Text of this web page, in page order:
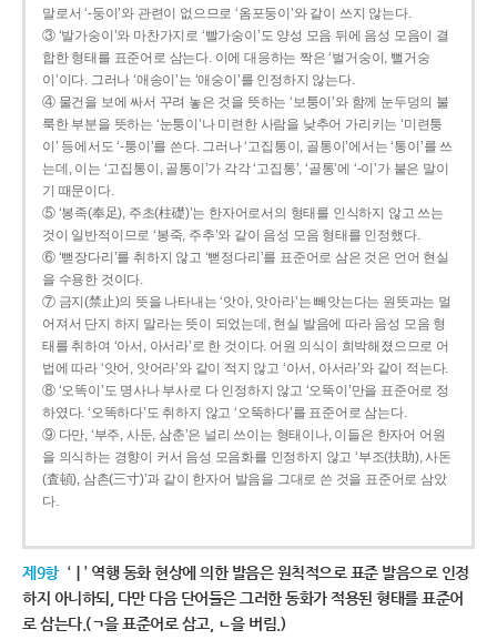
말로서 ‘-둥이’와 관련이 없으므로 ‘옴포둥이’와 같이 쓰지 않는다.
③ ‘발가숭이’와 마찬가지로 ‘빨가숭이’도 양성 모음 뒤에 음성 모음이 결
합한 형태를 표준어로 삼는다. 이에 대응하는 짝은 ‘벌거숭이, 뻘거숭
이’이다. 그러나 ‘애송이’는 ‘애숭이’를 인정하지 않는다.
④ 물건을 보에 싸서 꾸려 놓은 것을 뜻하는 ‘보퉁이’와 함께 눈두덩의 불
룩한 부분을 뜻하는 ‘눈퉁이’나 미련한 사람을 낮추어 가리키는 ‘미련퉁
이’ 등에서도 ‘-퉁이’를 쓴다. 그러나 ‘고집통이, 골통이’에서는 ‘통이’를 쓰
는데, 이는 ‘고집통이, 골통이’가 각각 ‘고집통’, ‘골통’에 ‘-이’가 붙은 말이
기 때문이다.
⑤ ‘봉족(奉足), 주초(柱礎)’는 한자어로서의 형태를 인식하지 않고 쓰는
것이 일반적이므로 ‘봉죽, 주추’와 같이 음성 모음 형태를 인정했다.
⑥ ‘뻗장다리’를 취하지 않고 ‘뻗정다리’를 표준어로 삼은 것은 언어 현실
을 수용한 것이다.
⑦ 금지(禁止)의 뜻을 나타내는 ‘앗아, 앗아라’는 빼앗는다는 원뜻과는 멀
어져서 단지 하지 말라는 뜻이 되었는데, 현실 발음에 따라 음성 모음 형
태를 취하여 ‘아서, 아서라’로 한 것이다. 어원 의식이 희박해졌으므로 어
법에 따라 ‘앗어, 앗어라’와 같이 적지 않고 ‘아서, 아서라’와 같이 적는다.
⑧ ‘오똑이’도 명사나 부사로 다 인정하지 않고 ‘오뚝이’만을 표준어로 정
하였다. ‘오똑하다’도 취하지 않고 ‘오뚝하다’를 표준어로 삼는다.
⑨ 다만, ‘부주, 사둔, 삼춘’은 널리 쓰이는 형태이나, 이들은 한자어 어원
을 의식하는 경향이 커서 음성 모음화를 인정하지 않고 ‘부조(扶助), 사돈
(査頓), 삼촌(三寸)’과 같이 한자어 발음을 그대로 쓴 것을 표준어로 삼았
다.
제9항 ‘ㅣ’ 역행 동화 현상에 의한 발음은 원칙적으로 표준 발음으로 인정
하지 아니하되, 다만 다음 단어들은 그러한 동화가 적용된 형태를 표준어
로 삼는다.(ㄱ을 표준어로 삼고, ㄴ을 버림.)